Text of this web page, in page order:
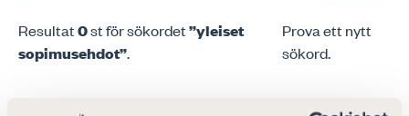
Resultat0st för sökordet”yleiset
sopimusehdot”.
Prova ett nytt
sökord.